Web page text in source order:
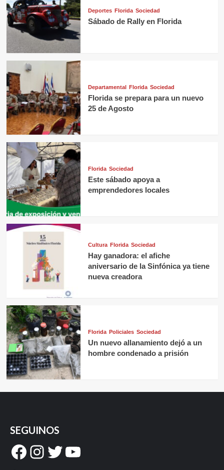
Deportes Florida Sociedad
Sábado de Rally en Florida
Departamental Florida Sociedad
Florida se prepara para un nuevo
25 de Agosto
Florida Sociedad
Este sábado apoya a
emprendedores locales
Cultura Florida Sociedad
Hay ganadora: el afiche
aniversario de la Sinfónica ya tiene
nueva creadora
Florida Policiales Sociedad
Un nuevo allanamiento dejó a un
hombre condenado a prisión
SEGUINOS
Facebook
Instagram
Twitter
YouTube